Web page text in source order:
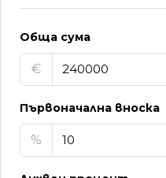
Обща сума
€
Първоначална вноска
%